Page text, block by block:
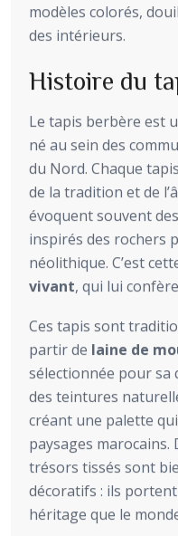
modèles colorés,
des intérieurs.
Histoire du
Le tapis berbère est
né au sein des
du Nord. Chaque
de la tradition et de
évoquent souvent
inspirés des rochers
néolithique. C’est
vivant, qui lui
Ces tapis sont
partir de laine de
sélectionnée pour sa
des teintures
créant une palette
paysages marocains.
trésors tissés sont
décoratifs : ils
héritage que le